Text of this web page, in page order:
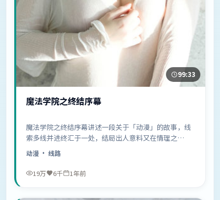
99:33
魔法学院之终结序幕
魔法学院之终结序幕讲述一段关于「动漫」的故事，线
索多线并进终汇于一处，结局出人意料又在情理之
中……
动漫 · 线路
19万 6千 1年前